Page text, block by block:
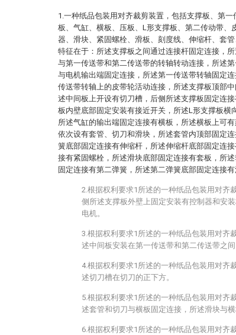
1.一种纸品包装用对齐裁剪装置，包括支撑板、第
板、气缸、横板、压板、L形支撑板、第二传动带、
器、滑块、紧固螺栓、滑板、刻度线、伸缩杆、套
特征在于：所述支撑板之间通过连接杆固定连接，
与第一传送带和第二传送带的转轴转动连接，所述
与电机输出端固定连接，所述第一传送带转轴固定
传送带转轴上的皮带轮活动连接，所述支撑板顶部
述中间板上开设有切刀槽，后侧所述支撑板固定连
板内壁底部固定安装有接近开关，所述L形支撑板横
所述气缸的输出端固定连接有横板，所述横板上可
依次设有套管、切刀和滑块，所述套管内顶部固定
簧底部固定连接有伸缩杆，所述伸缩杆底部固定连
接有紧固螺栓，所述滑块底部固定连接有套板，所
固定连接有第二弹簧，所述第二弹簧底部固定连接
2.根据权利要求1所述的一种纸品包装用对齐
侧所述支撑板外壁上固定安装有控制器和安
电机。
3.根据权利要求1所述的一种纸品包装用对齐
述中间板安装在第一传送带和第二传送带之
4.根据权利要求1所述的一种纸品包装用对齐
述切刀槽在切刀的正下方。
5.根据权利要求1所述的一种纸品包装用对齐
述套管和切刀与横板固定连接，所述滑块与
6.根据权利要求1所述的一种纸品包装用对齐